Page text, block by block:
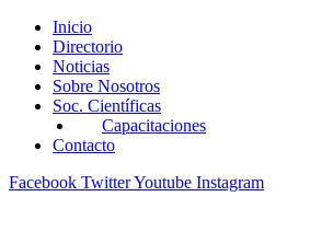
Inicio
Directorio
Noticias
Sobre Nosotros
Soc. Científicas
Capacitaciones
Contacto
Facebook TwitterYoutube Instagram